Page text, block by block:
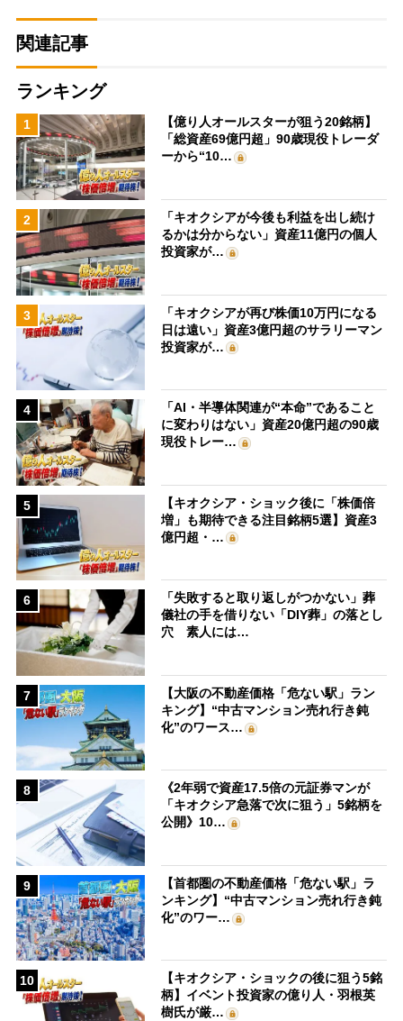
関連記事
ランキング
1
【億り人オールスターが狙う20銘柄】
「総資産69億円超」90歳現役トレーダ
ーから“10…
2
「キオクシアが今後も利益を出し続け
るかは分からない」資産11億円の個人
投資家が…
3
「キオクシアが再び株価10万円になる
日は遠い」資産3億円超のサラリーマン
投資家が…
4
「AI・半導体関連が“本命”であること
に変わりはない」資産20億円超の90歳
現役トレー…
5
【キオクシア・ショック後に「株価倍
増」も期待できる注目銘柄5選】資産3
億円超・…
6
「失敗すると取り返しがつかない」葬
儀社の手を借りない「DIY葬」の落とし
穴 素人には…
7
【大阪の不動産価格「危ない駅」ラン
キング】“中古マンション売れ行き鈍
化”のワース…
8
《2年弱で資産17.5倍の元証券マンが
「キオクシア急落で次に狙う」5銘柄を
公開》10…
9
【首都圏の不動産価格「危ない駅」ラ
ンキング】“中古マンション売れ行き鈍
化”のワー…
10
【キオクシア・ショックの後に狙う5銘
柄】イベント投資家の億り人・羽根英
樹氏が厳…